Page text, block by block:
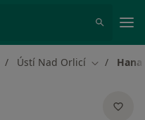
Ústí Nad Orlicí Změna